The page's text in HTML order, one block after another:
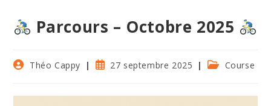
Parcours – Octobre 2025
Auteur/autrice
publication :
Théo Cappy
Publication
27 septembre 2025
PostCourse